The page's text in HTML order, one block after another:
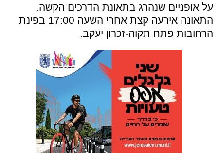
על אופניים שנהרג בתאונת הדרכים הקשה.
התאונה אירעה קצת אחרי השעה 17:00 בפינת
הרחובות פתח תקוה-זכרון יעקב.